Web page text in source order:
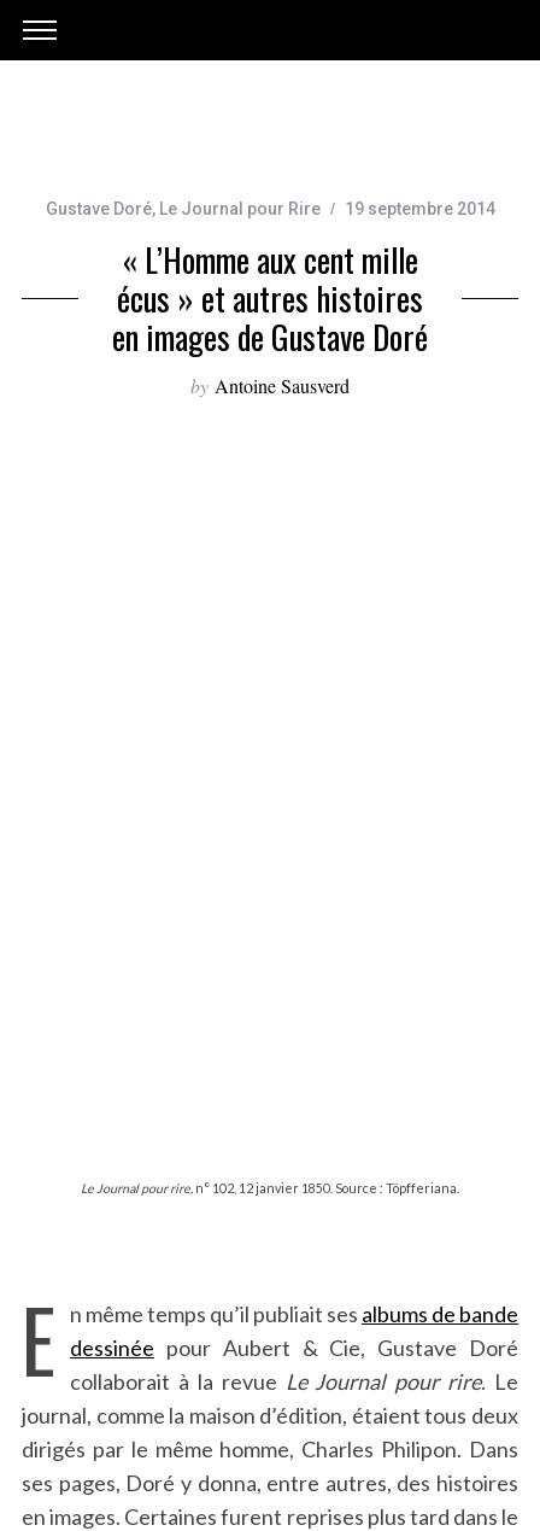
Gustave Doré, Le Journal pour Rire 19 septembre 2014
« L’Homme aux cent mille
écus » et autres histoires
en images de Gustave Doré
by Antoine Sausverd
Le Journal pour rire, n° 102, 12 janvier 1850. Source : Töpfferiana.
E n même temps qu’il publiait ses albums de bande
dessinée pour Aubert & Cie, Gustave Doré
collaborait à la revue Le Journal pour rire. Le
journal, comme la maison d’édition, étaient tous deux
dirigés par le même homme, Charles Philipon. Dans
ses pages, Doré y donna, entre autres, des histoires
en images. Certaines furent reprises plus tard dans le